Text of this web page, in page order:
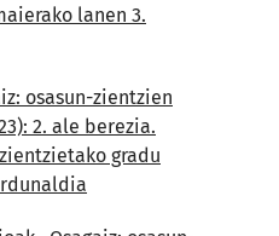
lanen 3.
osasun-zientzien
2. ale berezia.
gradu